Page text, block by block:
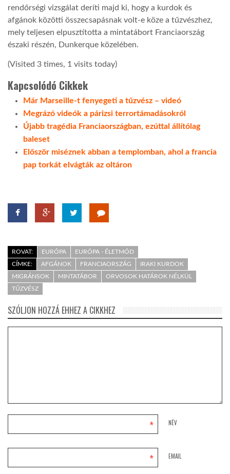
rendőrségi vizsgálat deríti majd ki, hogy a kurdok és
afgánok közötti összecsapásnak volt-e köze a tűzvészhez,
mely teljesen elpusztította a mintatábort Franciaország
északi részén, Dunkerque közelében.
(Visited 3 times, 1 visits today)
Kapcsolódó Cikkek
Már Marseille-t fenyegeti a tűzvész – videó
Megrázó videók a párizsi terrortámadásokról
Újabb tragédia Franciaországban, ezúttal állítólag
baleset
Először miséznek abban a templomban, ahol a francia
pap torkát elvágták az oltáron
ROVAT: EURÓPA
EURÓPA - ÉLETMÓD
CÍMKE:
AFGÁNOK FRANCIAORSZÁG
IRAKI KURDOK
MIGRÁNSOK
MINTATÁBOR
ORVOSOK HATÁROK NÉLKÜL
TŰZVÉSZ
SZÓLJON HOZZÁ EHHEZ A CIKKHEZ
NÉV
*
EMAIL
*